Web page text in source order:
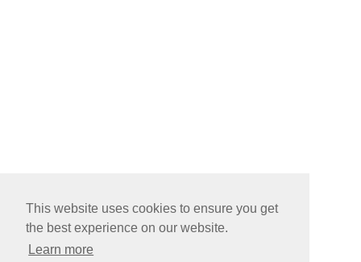
This website uses cookies to ensure you get
the best experience on our website.
Learn more